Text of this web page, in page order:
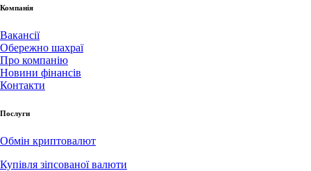
Компанія
Вакансії
Обережно шахраї
Про компанію
Новини фінансів
Контакти
Послуги
Обмін криптовалют
Купівля зіпсованої валюти